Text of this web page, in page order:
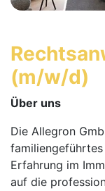
(m/w/d)
Über uns
Die Allegron
Erfahrung im
auf die